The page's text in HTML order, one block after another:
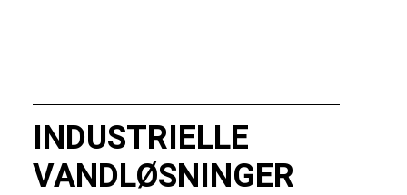
INDUSTRIELLE
VANDLØSNINGER